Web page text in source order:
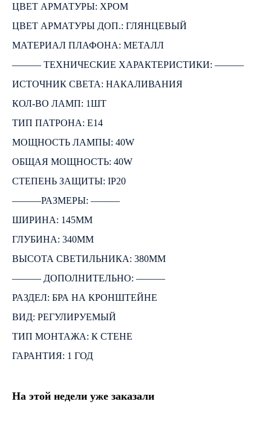
ЦВЕТ АРМАТУРЫ: ХРОМ
ЦВЕТ АРМАТУРЫ ДОП.: ГЛЯНЦЕВЫЙ
МАТЕРИАЛ ПЛАФОНА: МЕТАЛЛ
――― ТЕХНИЧЕСКИЕ ХАРАКТЕРИСТИКИ: ―――
ИСТОЧНИК СВЕТА: НАКАЛИВАНИЯ
КОЛ-ВО ЛАМП: 1ШТ
ТИП ПАТРОНА: E14
МОЩНОСТЬ ЛАМПЫ: 40W
ОБЩАЯ МОЩНОСТЬ: 40W
СТЕПЕНЬ ЗАЩИТЫ: IP20
―――РАЗМЕРЫ: ―――
ШИРИНА: 145ММ
ГЛУБИНА: 340ММ
ВЫСОТА СВЕТИЛЬНИКА: 380ММ
――― ДОПОЛНИТЕЛЬНО: ―――
РАЗДЕЛ: БРА НА КРОНШТЕЙНЕ
ВИД: РЕГУЛИРУЕМЫЙ
ТИП МОНТАЖА: К СТЕНЕ
ГАРАНТИЯ: 1 ГОД
На этой недели уже заказали